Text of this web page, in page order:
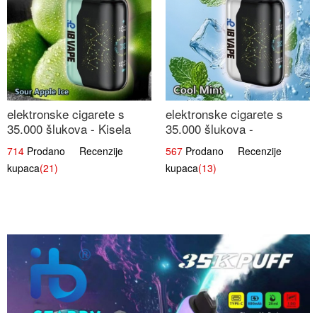
elektronske cigarete s
35.000 šlukova - Kisela
Jabuka Led | Osježavajući
Kiselo-Slatki Okus
714 Prodano Recenzije
kupaca(21)
elektronske cigarete s
35.000 šlukova -
Osježavajući Mentol |
Čista i Svježa Okus
567 Prodano Recenzije
kupaca(13)